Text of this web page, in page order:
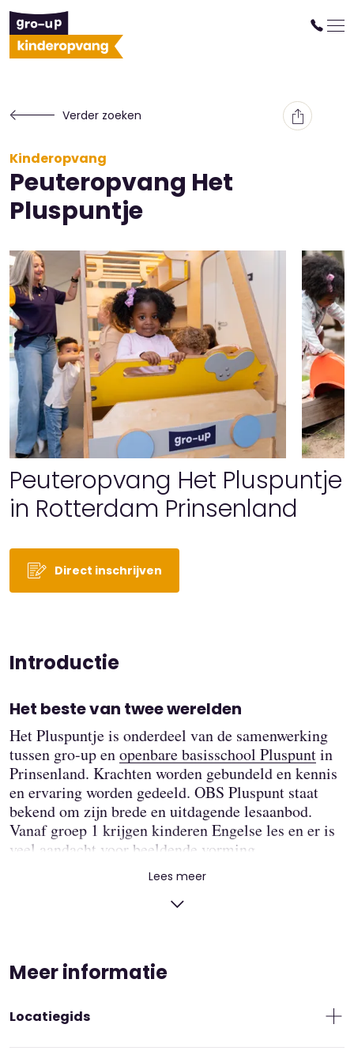
Verder zoeken
Kinderopvang
Peuteropvang Het
Pluspuntje
Peuteropvang Het Pluspuntje
in Rotterdam Prinsenland
Direct inschrijven
Introductie
Het beste van twee werelden
Het Pluspuntje is onderdeel van de samenwerking
tussen gro-up enopenbare basisschool Pluspuntin
Prinsenland. Krachten worden gebundeld en kennis
en ervaring worden gedeeld. OBS Pluspunt staat
bekend om zijn brede en uitdagende lesaanbod.
Vanaf groep 1 krijgen kinderen Engelse les en er is
veel aandacht voor beeldende vorming,
bewegingsonderwijs en wetenschap & technologie.
Dit sluit aan bij de onderdelen ‘onderzoeken ’ en
‘levensecht’ uit de pedagogische visie van gro-up.
Het lokaal van peuteropvang Het Pluspuntje is
gevestigd in het gedeelte van het pand waar ook de
de kleuteringang vlak nadat de school begonnen is.
Lees meer
Meer informatie
Locatiegids